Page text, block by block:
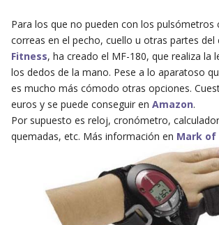
Para los que no pueden con los pulsómetros
correas en el pecho, cuello u otras partes del
Fitness, ha creado el MF-180, que realiza la
los dedos de la mano. Pese a lo aparatoso
es mucho más cómodo otras opciones.
euros y se puede conseguir en Amazon.
Por supuesto es reloj, cronómetro,
quemadas, etc. Más información en Mark of